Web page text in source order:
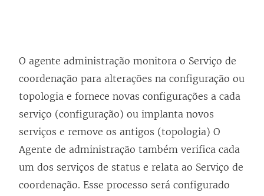
O agente administração monitora o Serviço de
coordenação para alterações na configuração ou
topologia e fornece novas configurações a cada
serviço (configuração) ou implanta novos
serviços e remove os antigos (topologia) O
Agente de administração também verifica cada
um dos serviços de status e relata ao Serviço de
coordenação. Esse processo será configurado